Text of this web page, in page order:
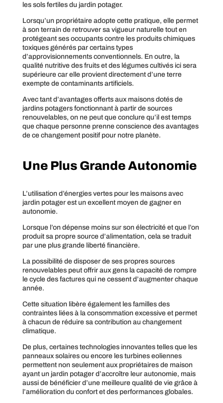
les sols fertiles du jardin potager.
Lorsqu’un propriétaire adopte cette pratique, elle permet
à son terrain de retrouver sa vigueur naturelle tout en
protégeant ses occupants contre les produits chimiques
toxiques générés par certains types
d’approvisionnements conventionnels. En outre, la
qualité nutritive des fruits et des légumes cultivés ici sera
supérieure car elle provient directement d’une terre
exempte de contaminants artificiels.
Avec tant d’avantages offerts aux maisons dotés de
jardins potagers fonctionnant à partir de sources
renouvelables, on ne peut que conclure qu’il est temps
que chaque personne prenne conscience des avantages
de ce changement positif pour notre planète.
Une Plus Grande Autonomie
L’utilisation d’énergies vertes pour les maisons avec
jardin potager est un excellent moyen de gagner en
autonomie.
Lorsque l’on dépense moins sur son électricité et que l’on
produit sa propre source d’alimentation, cela se traduit
par une plus grande liberté financière.
La possibilité de disposer de ses propres sources
renouvelables peut offrir aux gens la capacité de rompre
le cycle des factures qui ne cessent d’augmenter chaque
année.
Cette situation libère également les familles des
contraintes liées à la consommation excessive et permet
à chacun de réduire sa contribution au changement
climatique.
De plus, certaines technologies innovantes telles que les
panneaux solaires ou encore les turbines eoliennes
permettent non seulement aux propriétaires de maison
ayant un jardin potager d’accroître leur autonomie, mais
aussi de bénéficier d’une meilleure qualité de vie grâce à
l’amélioration du confort et des performances globales.